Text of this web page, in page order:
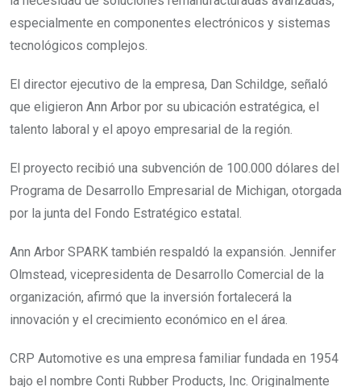
especialmente en componentes electrónicos y sistemas
tecnológicos complejos.
El director ejecutivo de la empresa, Dan Schildge, señaló
que eligieron Ann Arbor por su ubicación estratégica, el
talento laboral y el apoyo empresarial de la región.
El proyecto recibió una subvención de 100.000 dólares del
Programa de Desarrollo Empresarial de Michigan, otorgada
por la junta del Fondo Estratégico estatal.
Ann Arbor SPARK también respaldó la expansión. Jennifer
Olmstead, vicepresidenta de Desarrollo Comercial de la
organización, afirmó que la inversión fortalecerá la
innovación y el crecimiento económico en el área.
CRP Automotive es una empresa familiar fundada en 1954
bajo el nombre Conti Rubber Products, Inc. Originalmente